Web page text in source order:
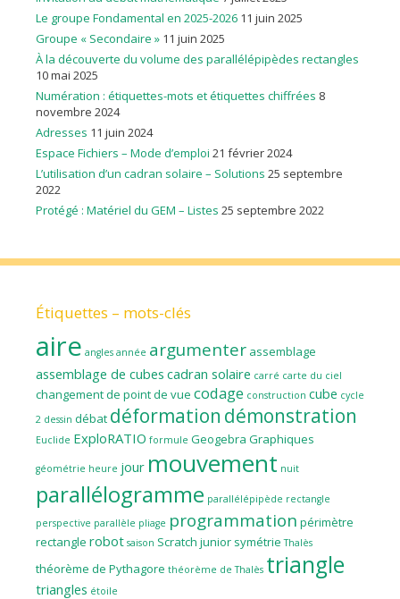
Le groupe Fondamental en 2025-2026 11 juin 2025
Groupe « Secondaire » 11 juin 2025
À la découverte du volume des parallélépipèdes rectangles
10 mai 2025
Numération : étiquettes-mots et étiquettes chiffrées 8
novembre 2024
Adresses 11 juin 2024
Espace Fichiers – Mode d’emploi 21 février 2024
L’utilisation d’un cadran solaire – Solutions 25 septembre
2022
Protégé : Matériel du GEM – Listes 25 septembre 2022
Étiquettes – mots-clés
aire angles année argumenter assemblage
assemblage de cubes cadran solaire carré carte du ciel
changement de point de vue codage construction cube cycle
2 dessin débat déformation démonstration
Euclide ExploRATIO formule Geogebra Graphiques
géométrie heure jour mouvement nuit
parallélogramme parallélépipède rectangle
perspective parallèle pliage programmation périmètre
rectangle robot saison Scratch junior symétrie Thalès
théorème de Pythagore théorème de Thalès triangle
triangles étoile